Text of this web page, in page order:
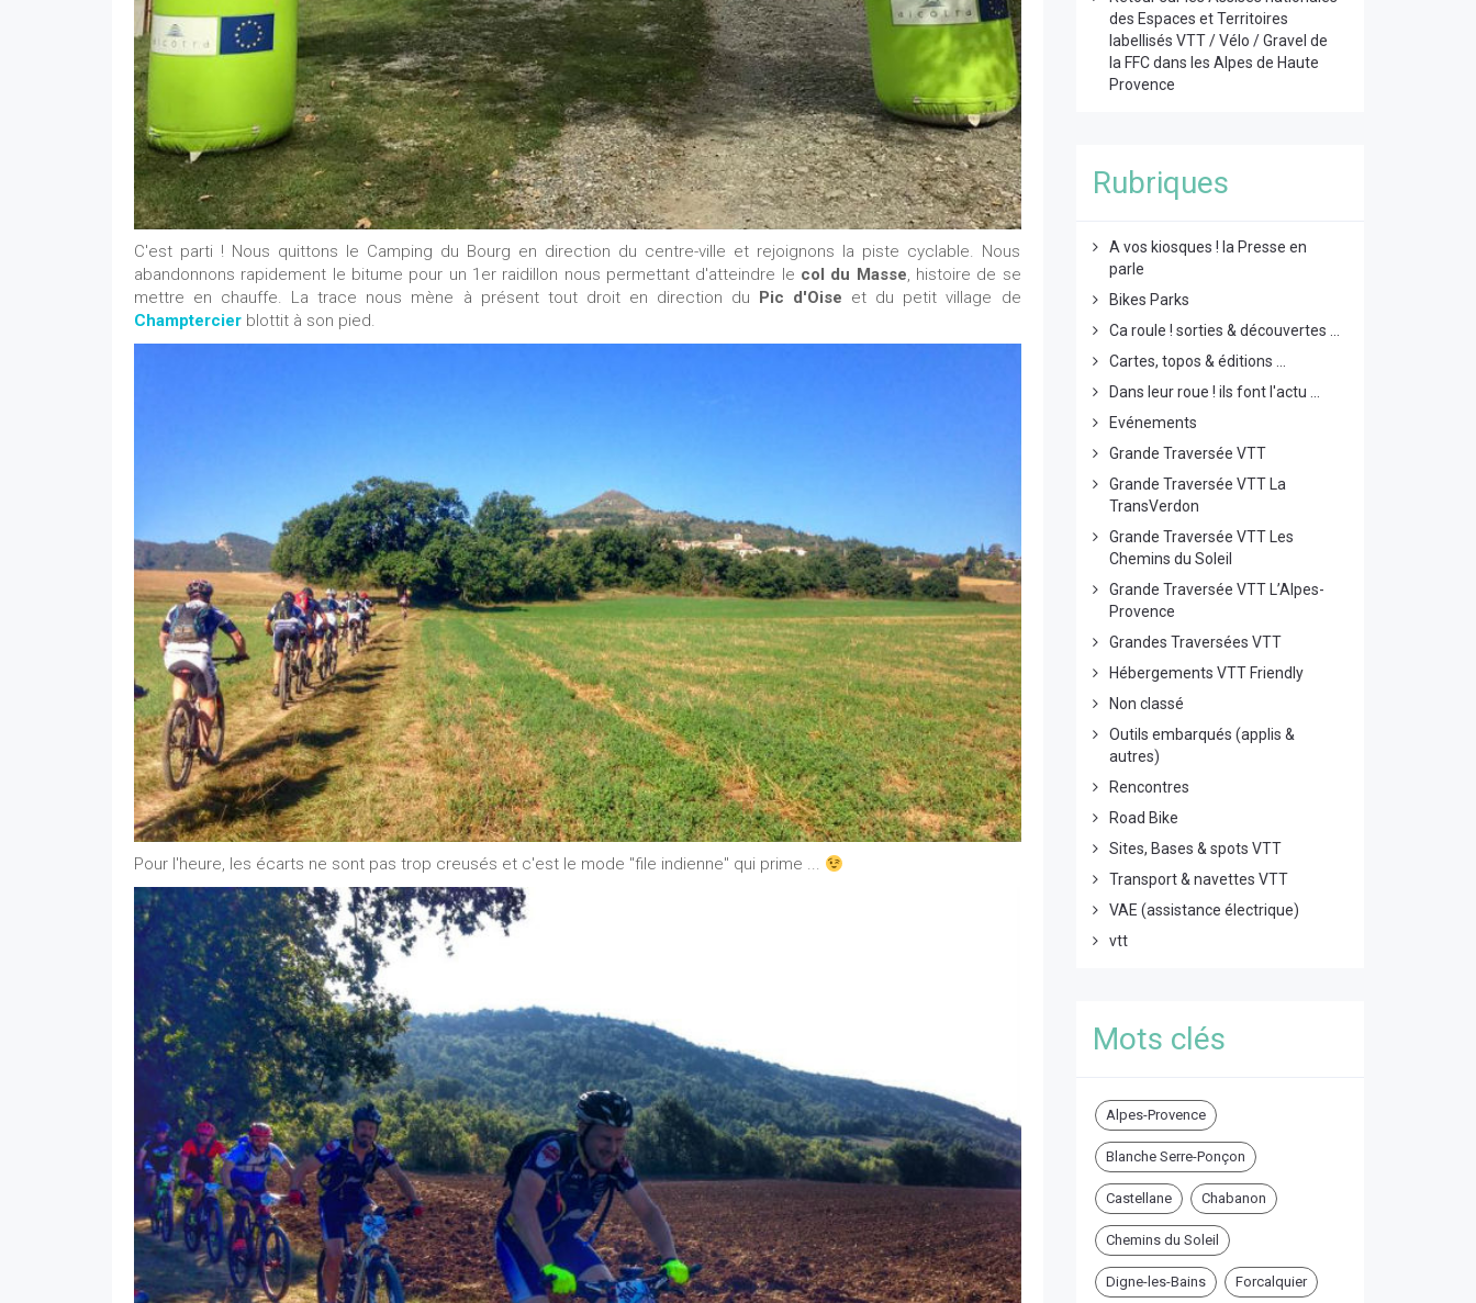
C'est parti ! Nous quittons le Camping du Bourg en direction du centre-ville et rejoignons la piste cyclable. Nous
abandonnons rapidement le bitume pour un 1er raidillon nous permettant d'atteindre le col du Masse , histoire de se
mettre en chauffe. La trace nous mène à présent tout droit en direction du Pic d'Oise et du petit village de
Champtercier blottit à son pied.
Pour l'heure, les écarts ne sont pas trop creusés et c'est le mode "file indienne" qui prime ...
des Espaces et Territoires
labellisés VTT / Vélo / Gravel de
la FFC dans les Alpes de Haute
Provence
Rubriques
A vos kiosques ! la Presse en
parle
Bikes Parks
Ca roule ! sorties & découvertes ...
Cartes, topos & éditions ...
Dans leur roue ! ils font l'actu ...
Evénements
Grande Traversée VTT
Grande Traversée VTT La
TransVerdon
Grande Traversée VTT Les
Chemins du Soleil
Grande Traversée VTT L’Alpes-
Provence
Grandes Traversées VTT
Hébergements VTT Friendly
Non classé
Outils embarqués (applis &
autres)
Rencontres
Road Bike
Sites, Bases & spots VTT
Transport & navettes VTT
VAE (assistance électrique)
vtt
Mots clés
Alpes-Provence
Blanche Serre-Ponçon
Castellane Chabanon
Chemins du Soleil
Digne-les-Bains Forcalquier